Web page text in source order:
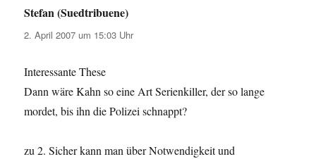
Stefan (Suedtribuene)
2. April 2007 um 15:03 Uhr
Interessante These
Dann wäre Kahn so eine Art Serienkiller, der so lange
mordet, bis ihn die Polizei schnappt?
zu 2. Sicher kann man über Notwendigkeit und